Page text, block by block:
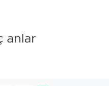
anlar